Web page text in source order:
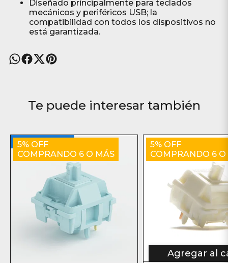
Diseñado principalmente para teclados
mecánicos y periféricos USB; la
compatibilidad con todos los dispositivos no
está garantizada.
Te puede interesar también
5% OFF
COMPRANDO 6 O MÁS
5% OFF
COMPRANDO 6 O
Agregar al